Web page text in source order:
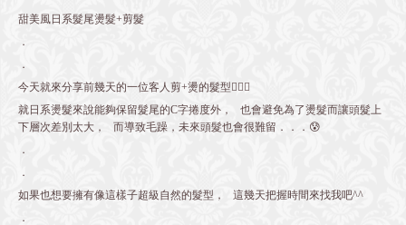
甜美風日系髮尾燙髮+剪髮
．⠀
．⠀
今天就來分享前幾天的一位客人剪+燙的髮型💇🏻‍♀️
就日系燙髮來說能夠保留髮尾的C字捲度外，⠀也會避免為了燙髮而讓頭髮上
下層次差別太大，⠀而導致毛躁，未來頭髮也會很難留．．．😰⠀
．⠀
．⠀
如果也想要擁有像這樣子超級自然的髮型，⠀這幾天把握時間來找我吧^^⠀
．⠀